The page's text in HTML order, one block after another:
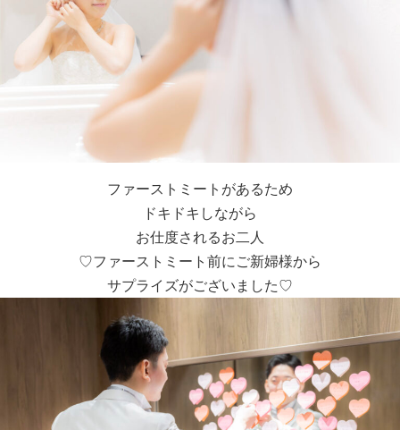
ファーストミートがあるため
ドキドキしながら
お仕度されるお二人
♡ファーストミート前にご新婦様から
サプライズがございました♡